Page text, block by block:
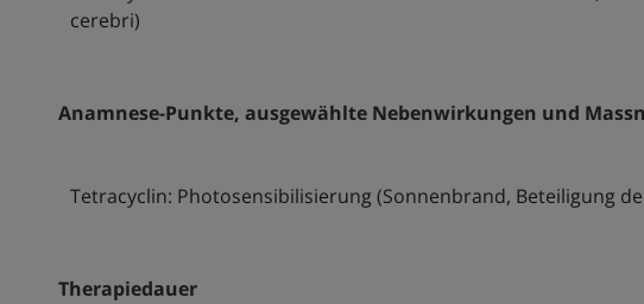
cerebri)
Anamnese-Punkte, ausgewählte Nebenwirkungen und
Tetracyclin: Photosensibilisierung (Sonnenbrand, Beteiligung
Therapiedauer